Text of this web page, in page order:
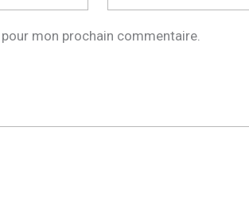
mon prochain commentaire.